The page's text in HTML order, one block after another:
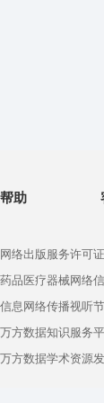
帮助
网络出版服务许可
药品医疗器械网络
信息网络传播视听
万方数据知识服务
万方数据学术资源